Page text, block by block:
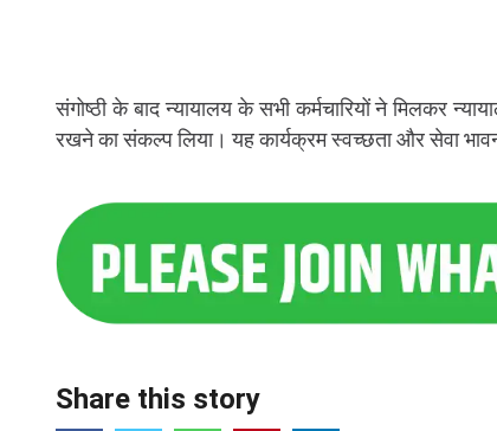
संगोष्ठी के बाद न्यायालय के सभी कर्मचारियों ने मिलकर
रखने का संकल्प लिया। यह कार्यक्रम स्वच्छता और सेवा
Share this story